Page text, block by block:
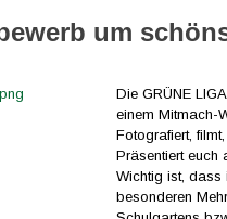
um
Die GRÜNE
einem Mitmach-
Fotografiert,
Präsentiert euch
Wichtig ist, dass
besonderen